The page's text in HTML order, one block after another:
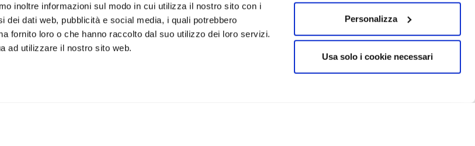
inoltre informazioni sul modo in cui utilizza il nostro sito con i
dei dati web, pubblicità e social media, i quali potrebbero
fornito loro o che hanno raccolto dal suo utilizzo dei loro servizi.
ad utilizzare il nostro sito web.
Personalizza
Usa solo i cookie necessari